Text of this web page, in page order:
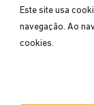
Este site usa
navegação. Ao
cookies.